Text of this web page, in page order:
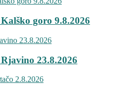
goro 9.8.2026
23.8.2026